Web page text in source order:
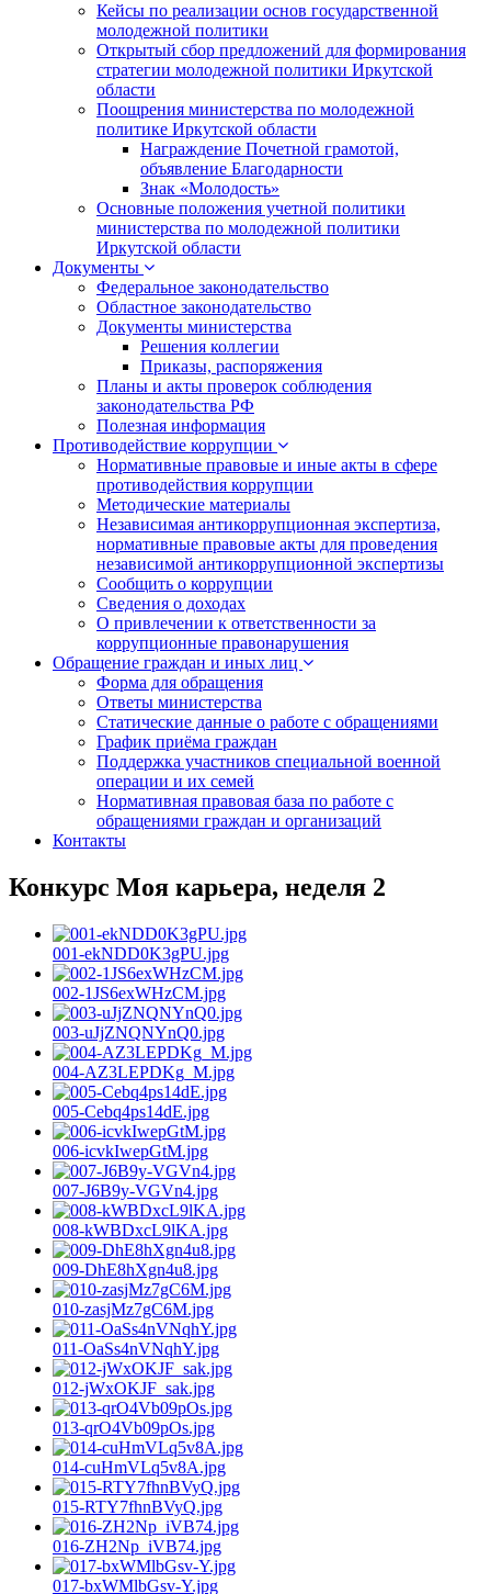
Кейсы по реализации основ государственной
молодежной политики
Открытый сбор предложений для формирования
стратегии молодежной политики Иркутской
области
Поощрения министерства по молодежной
политике Иркутской области
Награждение Почетной грамотой,
объявление Благодарности
Знак «Молодость»
Основные положения учетной политики
министерства по молодежной политики
Иркутской области
Документы
Федеральное законодательство
Областное законодательство
Документы министерства
Решения коллегии
Приказы, распоряжения
Планы и акты проверок соблюдения
законодательства РФ
Полезная информация
Противодействие коррупции
Нормативные правовые и иные акты в сфере
противодействия коррупции
Методические материалы
Независимая антикоррупционная экспертиза,
нормативные правовые акты для проведения
независимой антикоррупционной экспертизы
Сообщить о коррупции
Сведения о доходах
О привлечении к ответственности за
коррупционные правонарушения
Обращение граждан и иных лиц
Форма для обращения
Ответы министерства
Статические данные о работе с обращениями
График приёма граждан
Поддержка участников специальной военной
операции и их семей
Нормативная правовая база по работе с
обращениями граждан и организаций
Контакты
Конкурс Моя карьера, неделя 2
001-ekNDD0K3gPU.jpg
002-1JS6exWHzCM.jpg
003-uJjZNQNYnQ0.jpg
004-AZ3LEPDKg_M.jpg
005-Cebq4ps14dE.jpg
006-icvkIwepGtM.jpg
007-J6B9y-VGVn4.jpg
008-kWBDxcL9lKA.jpg
009-DhE8hXgn4u8.jpg
010-zasjMz7gC6M.jpg
011-OaSs4nVNqhY.jpg
012-jWxOKJF_sak.jpg
013-qrO4Vb09pOs.jpg
014-cuHmVLq5v8A.jpg
015-RTY7fhnBVyQ.jpg
016-ZH2Np_iVB74.jpg
017-bxWMlbGsv-Y.jpg